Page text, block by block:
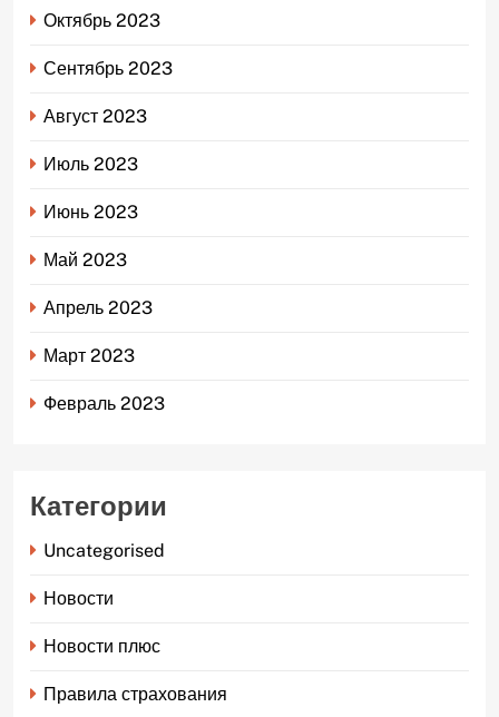
Октябрь 2023
Сентябрь 2023
Август 2023
Июль 2023
Июнь 2023
Май 2023
Апрель 2023
Март 2023
Февраль 2023
Категории
Uncategorised
Новости
Новости плюс
Правила страхования